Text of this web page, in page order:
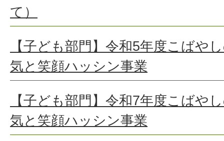
て）
【子ども部門】令和5年度こばや
気と笑顔ハッシン事業
【子ども部門】令和7年度こばや
気と笑顔ハッシン事業